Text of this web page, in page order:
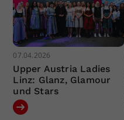
07.04.2026
Upper Austria Ladies
Linz: Glanz, Glamour
und Stars